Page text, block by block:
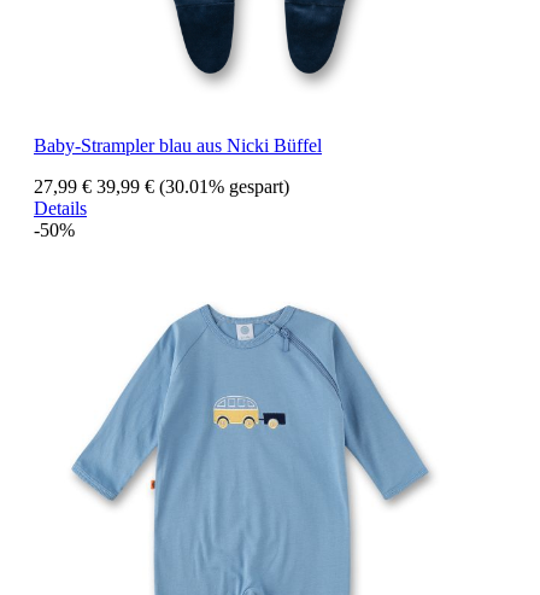
Baby-Strampler blau aus Nicki Büffel
27,99 € 39,99 € (30.01% gespart)
Details
-50%